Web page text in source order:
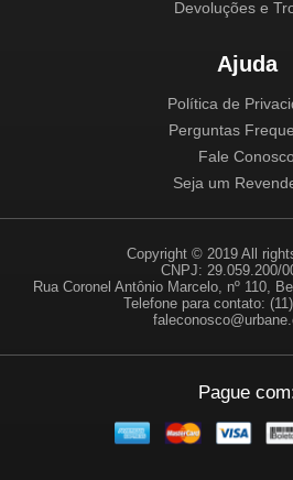
Devoluções e
Ajuda
Política de
Perguntas
Fale
Seja um
Copyright © 2019 All
CNPJ: 29.059.200/
Rua Coronel Antônio Marcelo, nº 110,
Telefone para contato:
Pague